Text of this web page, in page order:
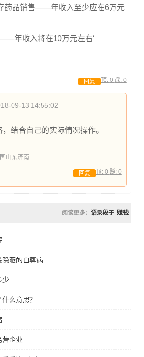
药品销售——年收入至少应在6万元
年收入将在10万元左右‘
顶: 0 踩: 0
回复
09-13 14:55:02
结合自己的实际情况操作。
山东济南
顶: 0 踩: 0
回复
阅读更多： 语录段子 赚钱
隐蔽的自尊病
少
么意思？
营企业